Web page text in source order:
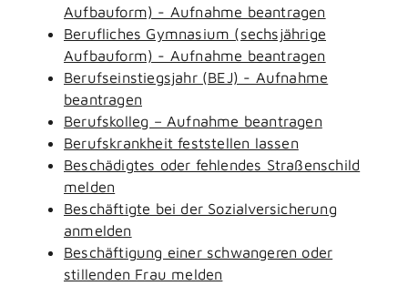
Aufbauform) - Aufnahme beantragen
Berufliches Gymnasium (sechsjährige
Aufbauform) - Aufnahme beantragen
Berufseinstiegsjahr (BEJ) - Aufnahme
beantragen
Berufskolleg – Aufnahme beantragen
Berufskrankheit feststellen lassen
Beschädigtes oder fehlendes Straßenschild
melden
Beschäftigte bei der Sozialversicherung
anmelden
Beschäftigung einer schwangeren oder
stillenden Frau melden